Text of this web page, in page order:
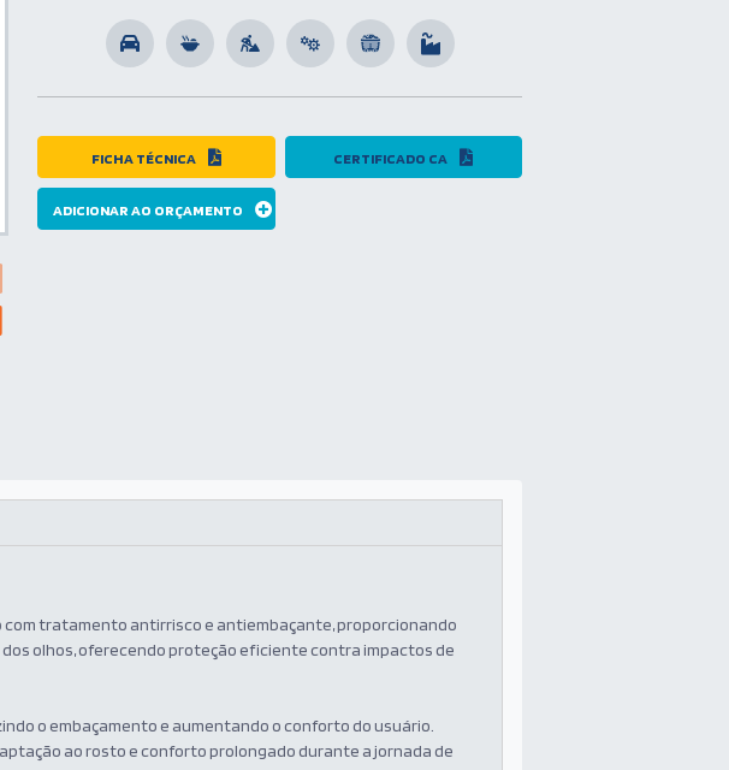
FICHA TÉCNICA CERTIFICADO CA
ADICIONAR AO ORÇAMENTO
tratamento antirrisco e antiembaçante, proporcionando
olhos, oferecendo proteção eficiente contra impactos de
o embaçamento e aumentando o conforto do usuário.
ao rosto e conforto prolongado durante a jornada de